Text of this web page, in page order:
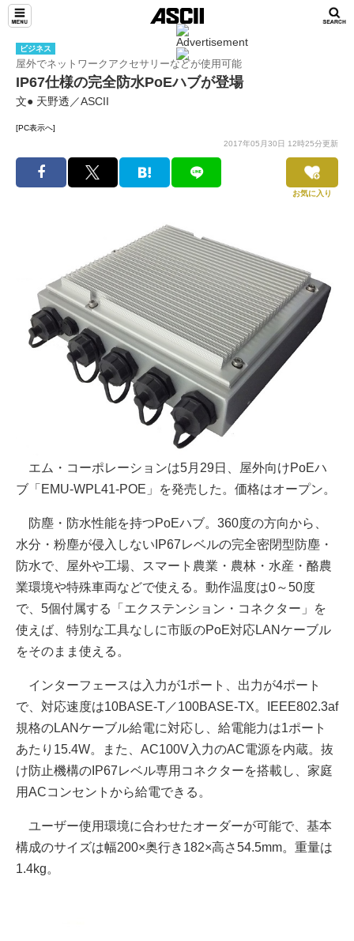
ビジネス
屋外でネットワークアクセサリーなどが使用可能
IP67仕様の完全防水PoEハブが登場
文● 天野透／ASCII
[PC表示へ]
2017年05月30日 12時25分更新
お気に入り
エム・コーポレーションは5月29日、屋外向けPoEハ
ブ「EMU-WPL41-POE」を発売した。価格はオープン。
防塵・防水性能を持つPoEハブ。360度の方向から、
水分・粉塵が侵入しないIP67レベルの完全密閉型防塵・
防水で、屋外や工場、スマート農業・農林・水産・酪農
業環境や特殊車両などで使える。動作温度は0～50度
で、5個付属する「エクステンション・コネクター」を
使えば、特別な工具なしに市販のPoE対応LANケーブル
をそのまま使える。
インターフェースは入力が1ポート、出力が4ポート
で、対応速度は10BASE-T／100BASE-TX。IEEE802.3af
規格のLANケーブル給電に対応し、給電能力は1ポート
あたり15.4W。また、AC100V入力のAC電源を内蔵。抜
け防止機構のIP67レベル専用コネクターを搭載し、家庭
用ACコンセントから給電できる。
ユーザー使用環境に合わせたオーダーが可能で、基本
構成のサイズは幅200×奥行き182×高さ54.5mm。重量は
1.4kg。